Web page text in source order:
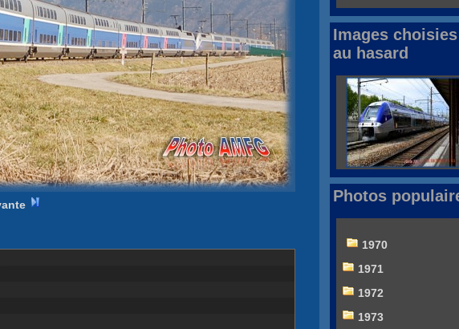
Images choisies
au hasard
Photos
1970
1971
1972
1973